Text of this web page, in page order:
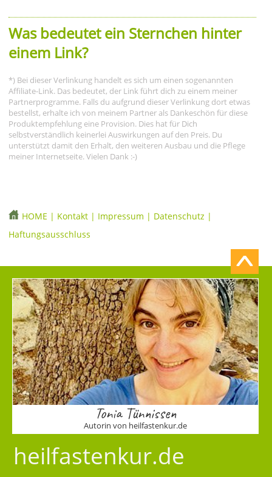
Was bedeutet ein Sternchen hinter
einem Link?
*) Bei dieser Verlinkung handelt es sich um einen sogenannten
Affiliate-Link. Das bedeutet, der Link führt dich zu einem meiner
Partnerprogramme. Falls du aufgrund dieser Verlinkung dort etwas
bestellst, erhalte ich von meinem Partner als Dankeschön für diese
Produktempfehlung eine Provision. Dies hat für Dich
selbstverständlich keinerlei Auswirkungen auf den Preis. Du
unterstützt damit den Erhalt, den weiteren Ausbau und die Pflege
meiner Internetseite. Vielen Dank :-)
HOME | Kontakt | Impressum | Datenschutz |
Haftungsausschluss
Tonia Tünnissen
Autorin von heilfastenkur.de
heilfastenkur.de